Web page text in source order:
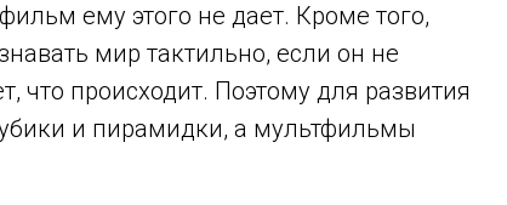
ему этого не дает. Кроме того,
мир тактильно, если он не
что происходит. Поэтому для развития
и пирамидки, а мультфильмы